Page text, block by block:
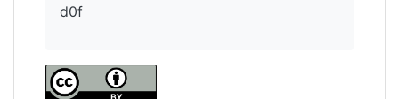
d0f